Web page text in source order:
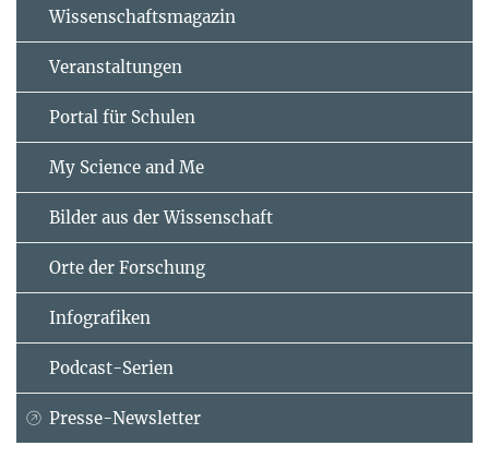
Wissenschaftsmagazin
Veranstaltungen
Portal für Schulen
My Science and Me
Bilder aus der Wissenschaft
Orte der Forschung
Infografiken
Podcast-Serien
Presse-Newsletter